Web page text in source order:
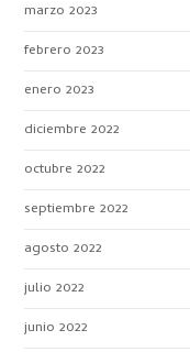
marzo 2023
febrero 2023
enero 2023
diciembre 2022
octubre 2022
septiembre 2022
agosto 2022
julio 2022
junio 2022